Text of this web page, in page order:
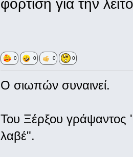
φόρτιση για την
0 0 0 0
Ο σιωπών συναινεί.
Του Ξέρξου
λαβέ".